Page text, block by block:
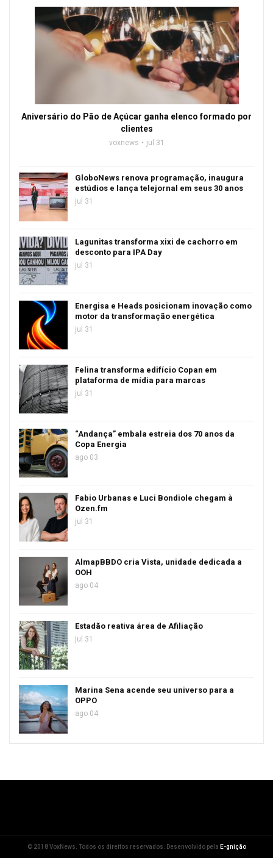
Aniversário do Pão de Açúcar ganha elenco formado por
clientes
voxnews jul 31
GloboNews renova programação, inaugura
estúdios e lança telejornal em seus 30 anos
jul 31
Lagunitas transforma xixi de cachorro em
desconto para IPA Day
jul 31
Energisa e Heads posicionam inovação como
motor da transformação energética
jul 31
Felina transforma edifício Copan em
plataforma de mídia para marcas
jul 31
“Andança” embala estreia dos 70 anos da
Copa Energia
ago 03
Fabio Urbanas e Luci Bondiole chegam à
Ozen.fm
jul 31
AlmapBBDO cria Vista, unidade dedicada a
OOH
ago 04
Estadão reativa área de Afiliação
jul 31
Marina Sena acende seu universo para a
OPPO
ago 04
© 2018 VoxNews. Todos os direitos reservados. Desenvolvido pela E-gnição